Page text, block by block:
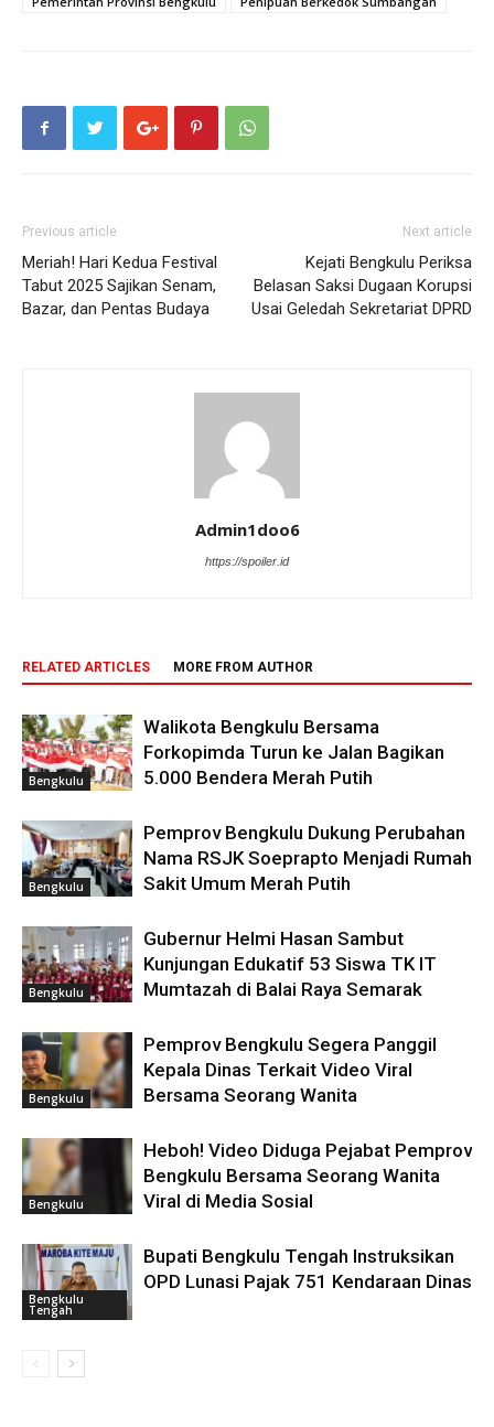
Previous article
Meriah! Hari Kedua Festival
Tabut 2025 Sajikan Senam,
Bazar, dan Pentas Budaya
Next article
Kejati Bengkulu Periksa
Belasan Saksi Dugaan Korupsi
Usai Geledah Sekretariat DPRD
Admin1doo6
https://spoiler.id
RELATED ARTICLES MORE FROM AUTHOR
Bengkulu
Walikota Bengkulu Bersama
Forkopimda Turun ke Jalan Bagikan
5.000 Bendera Merah Putih
Bengkulu
Pemprov Bengkulu Dukung Perubahan
Nama RSJK Soeprapto Menjadi Rumah
Sakit Umum Merah Putih
Bengkulu
Gubernur Helmi Hasan Sambut
Kunjungan Edukatif 53 Siswa TK IT
Mumtazah di Balai Raya Semarak
Bengkulu
Pemprov Bengkulu Segera Panggil
Kepala Dinas Terkait Video Viral
Bersama Seorang Wanita
Bengkulu
Heboh! Video Diduga Pejabat Pemprov
Bengkulu Bersama Seorang Wanita
Viral di Media Sosial
Bengkulu
Tengah
Bupati Bengkulu Tengah Instruksikan
OPD Lunasi Pajak 751 Kendaraan Dinas